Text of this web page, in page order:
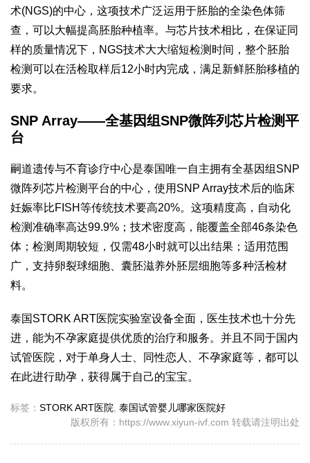
术(NGS)的中心，这项技术广泛运用于胚胎的全染色体筛
查，可以大幅提高胚胎种植率。与芯片技术相比，在保证同
样的质量情况下，NGS技术大大缩短检测时间，整个胚胎
检测可以在活检取样后12小时内完成，满足新鲜胚胎移植的
要求。
SNP Array——全基因组SNP微阵列芯片检测平
台
嗣道遗传与不育诊疗中心是泰国唯一自主拥有全基因组SNP
微阵列芯片检测平台的中心，使用SNP Array技术后的临床
妊娠率比FISH等传统技术要高20%。这项精度高，自动化
检测准确率高达99.9%；技术密度高，能覆盖全部46条染色
体；检测周期较短，仅需48小时就可以出结果；适用范围
广，支持卵裂球细胞、囊胚滋养外胚层细胞等多种活检材
料。
泰国STORK ART医院实验室设备全面，医生技术也十分先
进，能为不孕家庭提供优质的治疗和服务。并且不同于国内
试管医院，对于单身人士、同性恋人、不孕家庭等，都可以
在此进行助孕，获得属于自己的宝宝。
标签： STORK ART医院 泰国试管婴儿哪家医院好
版权所有：https://www.xiyun-ivf.com 转载请注明出处